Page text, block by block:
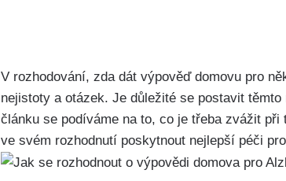
V rozhodování, zda dát výpověď domovu pro
nejistoty a otázek. Je důležité se postavit
článku se podíváme na to, co je třeba zvážit
ve svém rozhodnutí poskytnout nejlepší péči